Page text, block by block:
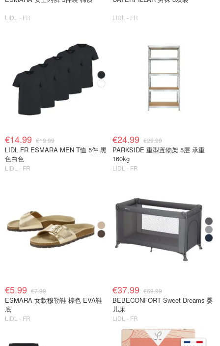
LIDL - FR LIDL - FR
€14.99 €19.99
LIDL FR ESMARA MEN T恤 5件 黑
色白色
LIDL - FR
€24.99 €29.99
PARKSIDE 重型置物架 5层 承重
160kg
LIDL - FR
€5.99 €7.99
ESMARA 女款穆勒鞋 棕色 EVA鞋
底
LIDL - FR
€37.99 €69.99
BEBECONFORT Sweet Dreams 婴
儿床
LIDL - FR